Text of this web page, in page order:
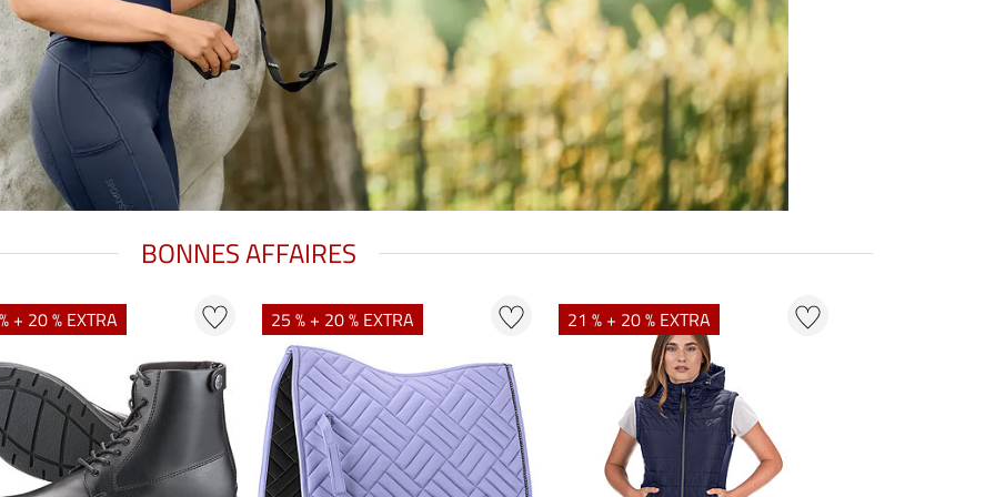
BONNES AFFAIRES
+ 20 % EXTRA 25 % + 20 % EXTRA 21 % + 20 % EXTRA